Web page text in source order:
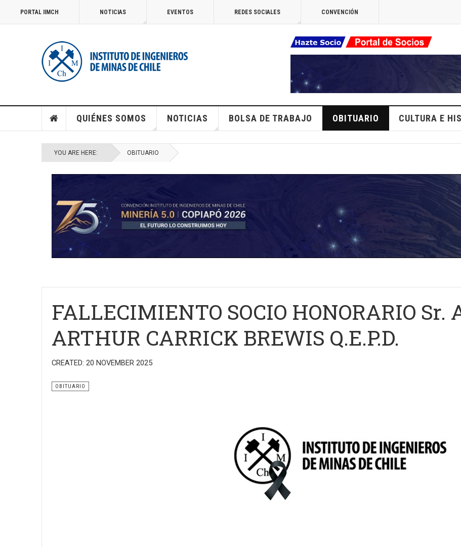
PORTAL IIMCH NOTICIAS EVENTOS REDES SOCIALES CONVENCIÓN
QUIÉNES SOMOS NOTICIAS BOLSA DE TRABAJO OBITUARIO CULTURA E
YOU ARE HERE: OBITUARIO
FALLECIMIENTO SOCIO HONORARIO Sr.
ARTHUR CARRICK BREWIS Q.E.P.D.
CREATED: 20 NOVEMBER 2025
OBITUARIO